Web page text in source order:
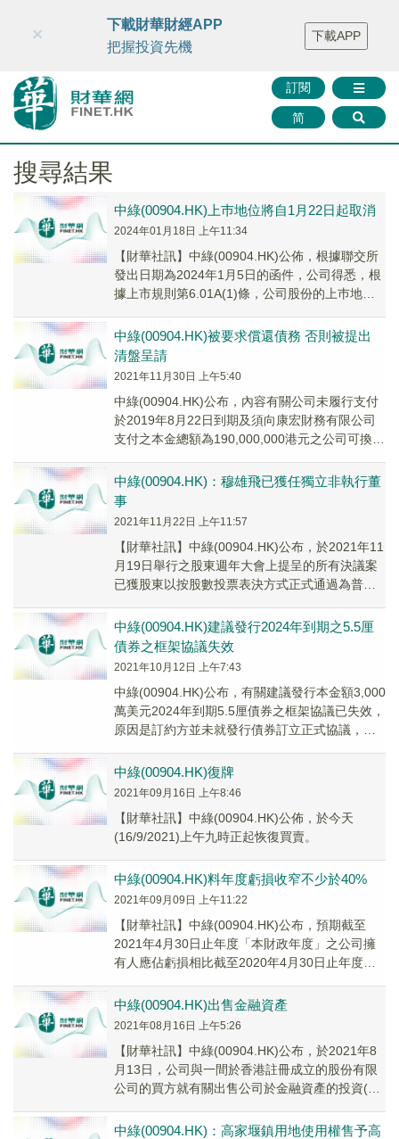
財華智庫網 FINTV FINMETA 財華證券 媒體矩陣
智庫沙龍
聯絡我們
訂閱
简
×
下載財華財經APP
把握投資先機
下載APP
搜尋結果
中綠(00904.HK)上巿地位將自1月22日起取消
2024年01月18日 上午11:34
【財華社訊】中綠(00904.HK)公佈，根據聯交所
發出日期為2024年1月5日的函件，公司得悉，根
據上市規則第6.01A(1)條，公司股份的上巿地位
中綠(00904.HK)被要求償還債務 否則被提出
清盤呈請
2021年11月30日 上午5:40
中綠(00904.HK)公布，內容有關公司未履行支付
於2019年8月22日到期及須向康宏財務有限公司
支付之本金總額為190,000,000港元之公司可換股
中綠(00904.HK)：穆雄飛已獲任獨立非執行董
事
2021年11月22日 上午11:57
【財華社訊】中綠(00904.HK)公布，於2021年11
月19日舉行之股東週年大會上提呈的所有決議案
已獲股東以按股數投票表決方式正式通過為普通
中綠(00904.HK)建議發行2024年到期之5.5厘
債券之框架協議失效
2021年10月12日 上午7:43
中綠(00904.HK)公布，有關建議發行本金額3,000
萬美元2024年到期5.5厘債券之框架協議已失效，
原因是訂約方並未就發行債券訂立正式協議，而
中綠(00904.HK)復牌
2021年09月16日 上午8:46
【財華社訊】中綠(00904.HK)公佈，於今天
(16/9/2021)上午九時正起恢復買賣。
中綠(00904.HK)料年度虧損收窄不少於40%
2021年09月09日 上午11:22
【財華社訊】中綠(00904.HK)公布，預期截至
2021年4月30日止年度「本財政年度」之公司擁
有人應佔虧損相比截至2020年4月30日止年度
中綠(00904.HK)出售金融資產
2021年08月16日 上午5:26
【財華社訊】中綠(00904.HK)公布，於2021年8
月13日，公司與一間於香港註冊成立的股份有限
公司的買方就有關出售公司於金融資產的投資(即
中綠(00904.HK)：高家堰鎮用地使用權售予高